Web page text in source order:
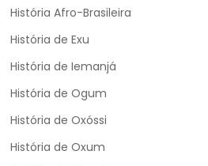
História Afro-Brasileira
História de Exu
História de Iemanjá
História de Ogum
História de Oxóssi
História de Oxum